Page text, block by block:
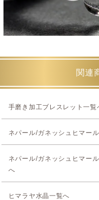
関連
手磨き加工ブレスレット一覧
ネパール/ガネッシュヒマー
ネパール/ガネッシュヒマー
へ
ヒマラヤ水晶一覧へ